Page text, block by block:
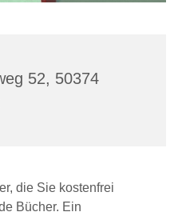
52, 50374
die Sie kostenfrei
Bücher. Ein